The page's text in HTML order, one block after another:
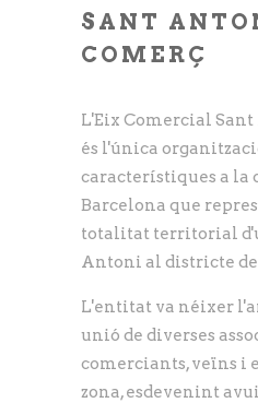
SANT
COMERÇ
L'Eix Comercial
és l'única
característiques a la
Barcelona que
totalitat territorial
Antoni al districte
L'entitat va néixer
unió de diverses
comerciants, veïns i
zona, esdevenint